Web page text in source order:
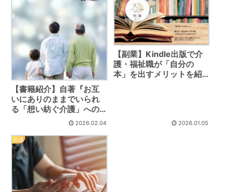
【書籍紹介】自著『お互
いにありのままでいられ
る「想い紡ぐ介護」への
2026.02.04
【副業】Kindle出版で介
護・福祉職が「自分の
本」を出すメリットを紹
2026.01.05
介護